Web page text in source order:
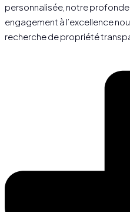
personnalisée, notre
engagement à l’excellence
recherche de propriété